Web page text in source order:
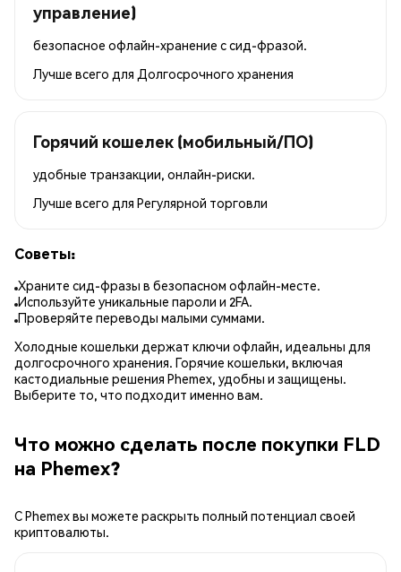
управление)
безопасное офлайн-хранение с сид-фразой.
Лучше всего для Долгосрочного хранения
Горячий кошелек (мобильный/ПО)
удобные транзакции, онлайн-риски.
Лучше всего для Регулярной торговли
Советы:
Храните сид-фразы в безопасном офлайн-месте.
Используйте уникальные пароли и 2FA.
Проверяйте переводы малыми суммами.
Холодные кошельки держат ключи офлайн, идеальны для
долгосрочного хранения. Горячие кошельки, включая
кастодиальные решения Phemex, удобны и защищены.
Выберите то, что подходит именно вам.
Что можно сделать после покупки FLD
на Phemex?
С Phemex вы можете раскрыть полный потенциал своей
криптовалюты.